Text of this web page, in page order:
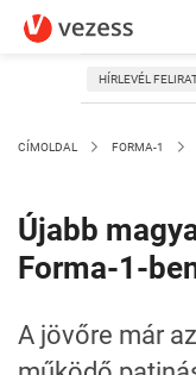
HÍRLEVÉL
CÍMOLDAL FORMA-1
Újabb
Forma-1-
A jövőre már